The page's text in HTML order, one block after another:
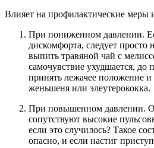
Влияет на профилактические меры
При пониженном давлении.
дискомфорта, следует
выпить травяной чай с
самочувствие ухудшается, до
принять лежачее положение
женьшеня или элеутерококка.
При повышенном давлении.
сопутствуют высокие
если это случилось? Такое
опасно, и если настиг